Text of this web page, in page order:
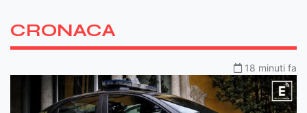
CRONACA
18 minuti fa